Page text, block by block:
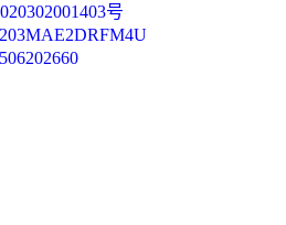
号